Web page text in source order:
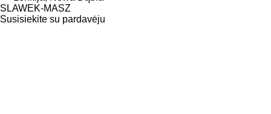
SLAWEK-MASZ
Susisiekite su pardavėju